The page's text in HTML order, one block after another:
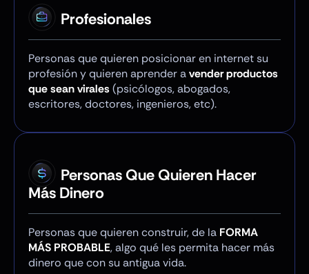
Profesionales
Personas que quieren posicionar en internet su
profesión y quieren aprender avender productos
que sean virales (psicólogos, abogados,
escritores, doctores, ingenieros, etc).
Personas Que Quieren Hacer
Más Dinero
Personas que quieren construir, de la FORMA
MÁS PROBABLE, algo qué les permita hacer más
dinero que con su antigua vida.